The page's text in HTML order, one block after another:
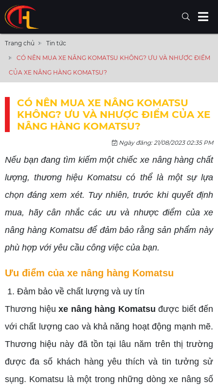
Trang chủ
Tin tức
CÓ NÊN MUA XE NÂNG KOMATSU KHÔNG? ƯU VÀ NHƯỢC ĐIỂM
CỦA XE NÂNG HÀNG KOMATSU?
CÓ NÊN MUA XE NÂNG KOMATSU
KHÔNG? ƯU VÀ NHƯỢC ĐIỂM CỦA XE
NÂNG HÀNG KOMATSU?
Ngày đăng: 21/08/2023 02:35 PM
Nếu bạn đang tìm kiếm một chiếc xe nâng hàng chất
lượng, thương hiệu Komatsu có thể là một sự lựa
chọn đáng xem xét. Tuy nhiên, trước khi quyết định
mua, hãy cân nhắc các ưu và nhược điểm của xe
nâng hàng Komatsu để đảm bảo rằng sản phẩm này
phù hợp với yêu cầu công việc của bạn.
Ưu điểm của xe nâng hàng Komatsu
1. Đảm bảo về chất lượng và uy tín
Thương hiệu xe nâng hàng Komatsu được biết đến
với chất lượng cao và khả năng hoạt động mạnh mẽ.
Thương hiệu này đã tồn tại lâu năm trên thị trường
được đa số khách hàng yêu thích và tin tưởng sử
sụng. Komatsu là một trong những dòng xe nâng số